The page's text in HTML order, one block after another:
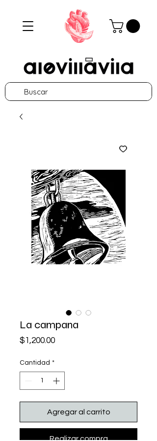
La campana
$1,200.00Precio
Cantidad *
Agregar al carrito
Realizar compra